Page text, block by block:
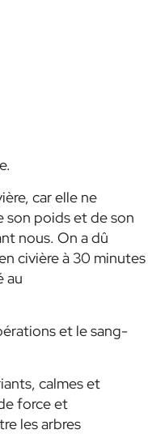
car elle ne
son poids et de son
nous. On a dû
civière à 30
au
et le sang-
calmes et
force et
les arbres